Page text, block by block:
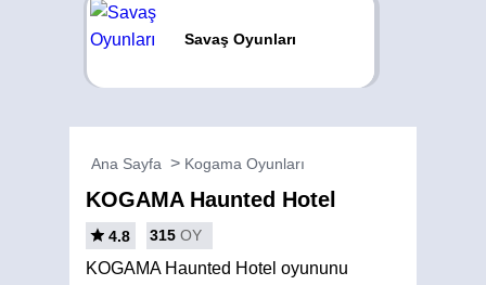
Savaş Oyunları
Ana Sayfa Kogama Oyunları
KOGAMA Haunted Hotel
4.8 315 OY
KOGAMA Haunted Hotel oyununu